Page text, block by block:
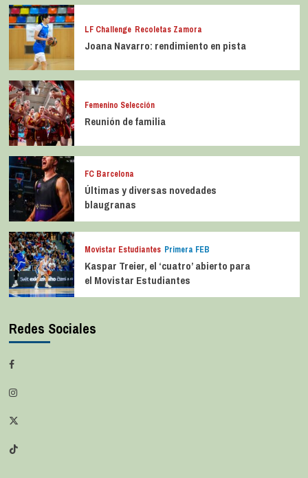
LF Challenge Recoletas Zamora
Joana Navarro: rendimiento en pista
Femenino Selección
Reunión de familia
FC Barcelona
Últimas y diversas novedades
blaugranas
Movistar Estudiantes Primera FEB
Kaspar Treier, el ‘cuatro’ abierto para
el Movistar Estudiantes
Redes Sociales